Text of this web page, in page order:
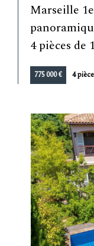
Marseille
4 pièces de
775 000 € 4